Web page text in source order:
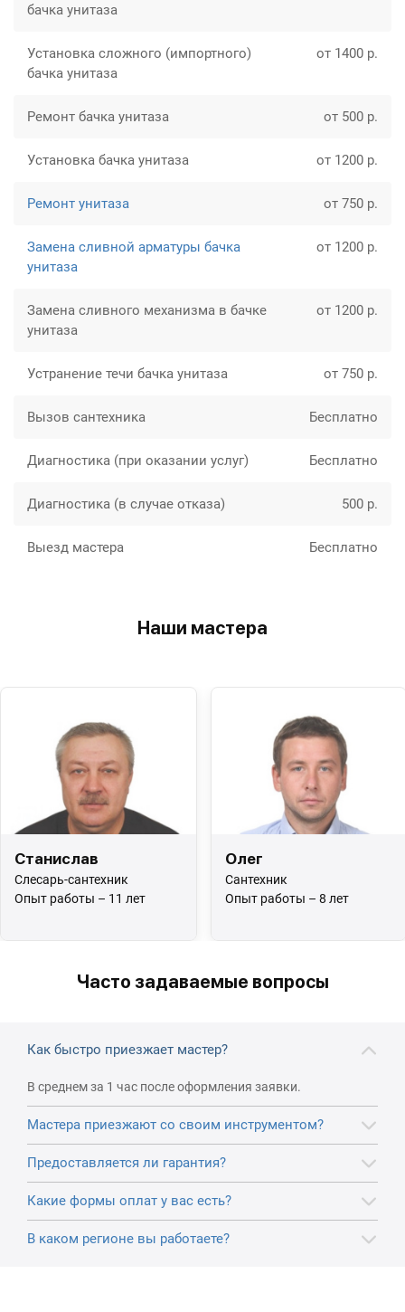
бачка унитаза
Установка сложного (импортного)
бачка унитаза
от 1400 р.
Ремонт бачка унитаза от 500 р.
Установка бачка унитаза от 1200 р.
Ремонт унитаза от 750 р.
Замена сливной арматуры бачка
унитаза
от 1200 р.
Замена сливного механизма в бачке
унитаза
от 1200 р.
Устранение течи бачка унитаза от 750 р.
Вызов сантехника Бесплатно
Диагностика (при оказании услуг) Бесплатно
Диагностика (в случае отказа) 500 р.
Выезд мастера Бесплатно
Наши мастера
Станислав
Слесарь-сантехник
Опыт работы – 11 лет
Олег
Сантехник
Опыт работы – 8 лет
Часто задаваемые вопросы
Как быстро приезжает мастер?
В среднем за 1 час после оформления заявки.
Мастера приезжают со своим инструментом?
Предоставляется ли гарантия?
Какие формы оплат у вас есть?
В каком регионе вы работаете?